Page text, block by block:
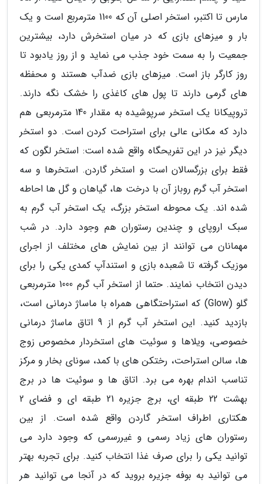
مارس تا اکتبر، استخر اصلی آن که 1100 مترمربع است و یک
بار و میزهای بازی که در میان استخرش دارد، بیشترین
جمعیت را به سمت خود جذب می نماید و از روز یادبود تا
روز کارگر باز است. میزهای بازی ضدآب هستند و محفظه
های گرمی دارند تا پول های کاغذی را خشک نگه دارند.
تروپیکانا یک استخر سرپوشیده به مقدار 140 مترمربعی هم
دارد که مکانی عالی برای استراحت کردن است. دو استخر
دیگر نیز در این تفریحگاه واقع شده است: استخر لگون که
فقط برای بزرگسالان است و استخر گاردن. استخرها و سه
استخر آب گرم روباز آن با درخت ها، گیاهان و گل ها احاطه
شده اند. یک محوطه استخر بزرگ، یک استخر آب گرم به
سبک اروپای و چندین رستوران هم وجود دارد. در شب
مهمانان می توانند از بین نمایش های مختلف از اجرای
موزیک گرفته تا شعبده بازی و استندآپ کمدی یکی را برای
دیدن انتخاب نمایند. حتما از استخر آب گرم 1000 مترمربعی
گلو (Glow) که استراحتگاهی همراه با ماساژ درمانی است،
بازدید کنید. این استخر آب گرم از 9 اتاق ماساژ درمانی
خصوصی، ویلاها و سوئیت های استخردار مخصوص زوج
ها، سالن استراحت، رختکن های با کمد، سونای بخار و مرکز
تناسب اندام بهره می برد. اتاق ها و سوئیت ها در برج
بهشت 22 طبقه ای، برج جزیره 21 طبقه ای و فضای 2
هکتاری اطراف استخر گاردن واقع شده است. از بین
رستوران های زیاد رسمی و غیررسمی که وجود دارد می
توانید یکی را برای صرف غذا انتخاب کنید. برای تجربه بهتر
می توانید به بوفه جزیره بروید که در آنجا می توانید هر